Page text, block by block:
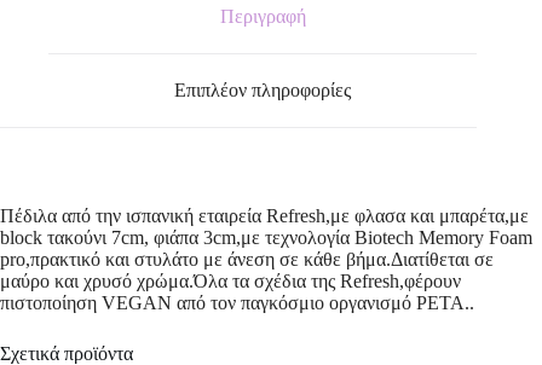
Περιγραφή
Επιπλέον πληροφορίες
Πέδιλα από την ισπανική εταιρεία Refresh,με φλασα και μπαρέτα,με
block τακούνι 7cm, φιάπα 3cm,με τεχνολογία Biotech Memory Foam
pro,πρακτικό και στυλάτο με άνεση σε κάθε βήμα.Διατίθεται σε
μαύρο και χρυσό χρώμα.Όλα τα σχέδια της Refresh,φέρoυν
πιστοποίηση VEGAN από τον παγκόσμιο οργανισμό PETA..
Σχετικά προϊόντα